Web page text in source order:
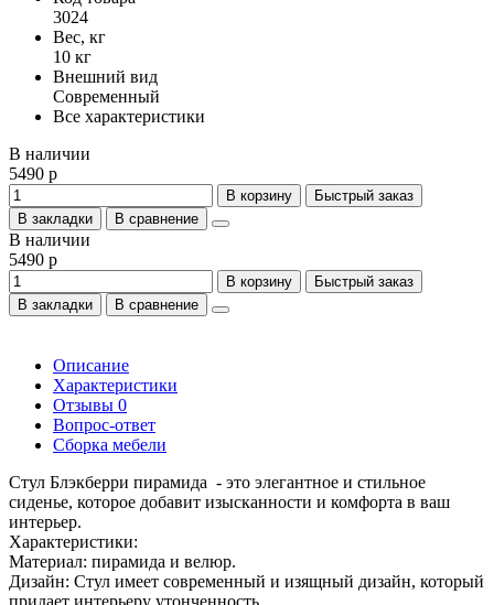
3024
Вес, кг
10 кг
Внешний вид
Современный
Все характеристики
В наличии
5490 р
В корзину
Быстрый заказ
В закладки
В сравнение
В наличии
5490 р
В корзину
Быстрый заказ
В закладки
В сравнение
Описание
Характеристики
Отзывы 0
Вопрос-ответ
Сборка мебели
Стул Блэкберри пирамида - это элегантное и стильное
сиденье, которое добавит изысканности и комфорта в ваш
интерьер.
Характеристики:
Материал: пирамида и велюр.
Дизайн: Стул имеет современный и изящный дизайн, который
придает интерьеру утонченность.